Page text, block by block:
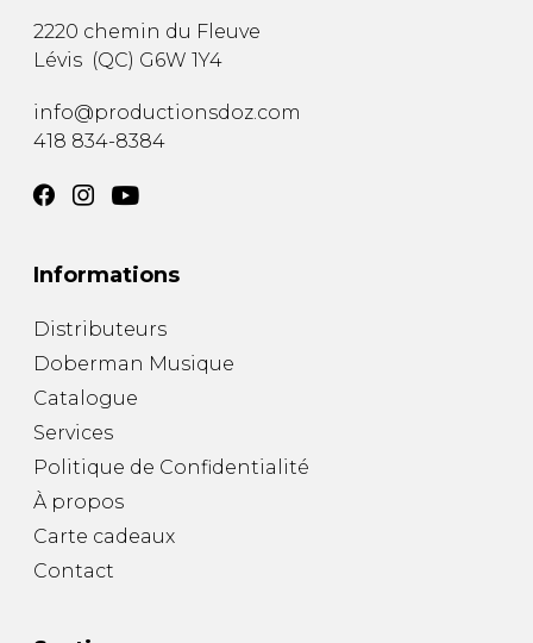
2220 chemin du Fleuve
Lévis (QC) G6W 1Y4
info@productionsdoz.com
418 834-8384
Informations
Distributeurs
Doberman Musique
Catalogue
Services
Politique de Confidentialité
À propos
Carte cadeaux
Contact